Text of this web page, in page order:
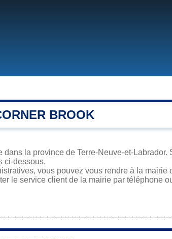
BROOK
dans la province de Terre-Neuve-et-
ci-dessous.
vous pouvez vous rendre à la
le service client de la mairie par téléphone